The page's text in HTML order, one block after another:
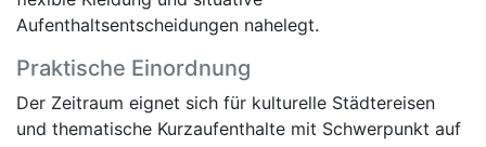
Aufenthaltsentscheidungen nahelegt.
Praktische Einordnung
Der Zeitraum eignet sich für kulturelle Städtereisen
und thematische Kurzaufenthalte mit Schwerpunkt auf